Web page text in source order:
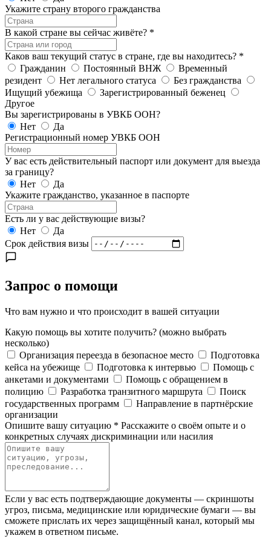
Укажите страну второго гражданства
В какой стране вы сейчас живёте? *
Каков ваш текущий статус в стране, где вы находитесь? *
Гражданин
Постоянный ВНЖ
Временный
резидент
Нет легального статуса
Без гражданства
Ищущий убежища
Зарегистрированный беженец
Другое
Вы зарегистрированы в УВКБ ООН?
Нет
Да
Регистрационный номер УВКБ ООН
У вас есть действительный паспорт или документ для выезда
за границу?
Нет
Да
Укажите гражданство, указанное в паспорте
Есть ли у вас действующие визы?
Нет
Да
Срок действия визы
Запрос о помощи
Что вам нужно и что происходит в вашей ситуации
Какую помощь вы хотите получить? (можно выбрать
несколько)
Организация переезда в безопасное место
Подготовка
кейса на убежище
Подготовка к интервью
Помощь с
анкетами и документами
Помощь с обращением в
полицию
Разработка транзитного маршрута
Поиск
государственных программ
Направление в партнёрские
организации
Опишите вашу ситуацию * Расскажите о своём опыте и о
конкретных случаях дискриминации или насилия
Если у вас есть подтверждающие документы — скриншоты
угроз, письма, медицинские или юридические бумаги — вы
сможете прислать их через защищённый канал, который мы
укажем в ответном письме.